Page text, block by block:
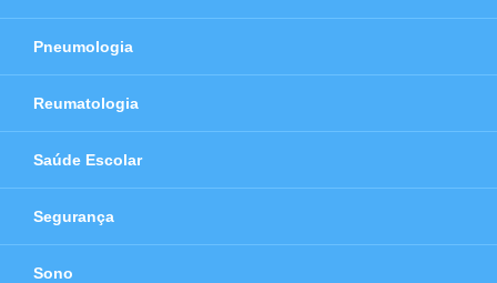
Pneumologia
Reumatologia
Saúde Escolar
Segurança
Sono